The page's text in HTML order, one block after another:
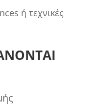
ή τεχνικές